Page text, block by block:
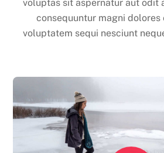
voluptas sit aspernatur aut odit
consequuntur magni dolores
voluptatem sequi nesciunt